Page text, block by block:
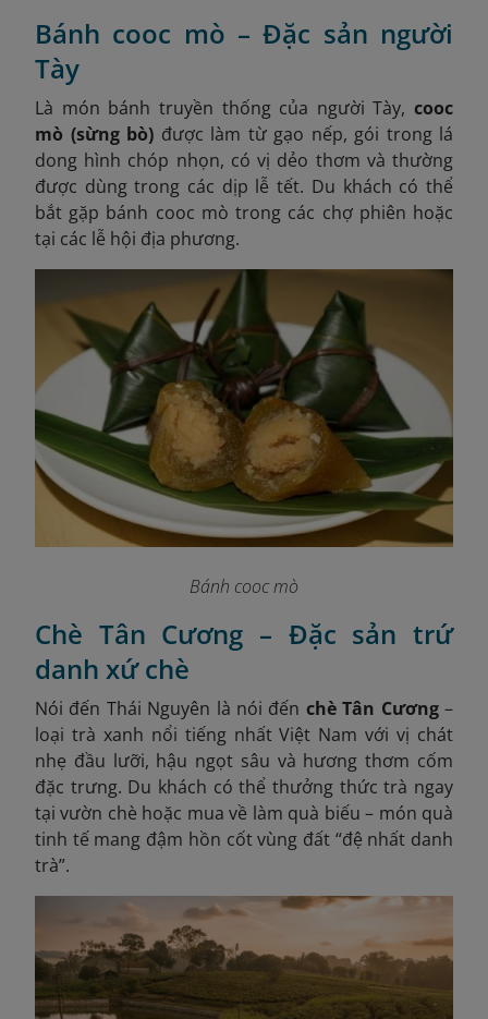
Bánh cooc mò – Đặc sản người
Tày
Là món bánh truyền thống của người Tày, cooc
mò (sừng bò) được làm từ gạo nếp, gói trong lá
dong hình chóp nhọn, có vị dẻo thơm và thường
được dùng trong các dịp lễ tết. Du khách có thể
bắt gặp bánh cooc mò trong các chợ phiên hoặc
tại các lễ hội địa phương.
Bánh cooc mò
Chè Tân Cương – Đặc sản trứ
danh xứ chè
Nói đến Thái Nguyên là nói đến chè Tân Cương–
loại trà xanh nổi tiếng nhất Việt Nam với vị chát
nhẹ đầu lưỡi, hậu ngọt sâu và hương thơm cốm
đặc trưng. Du khách có thể thưởng thức trà ngay
tại vườn chè hoặc mua về làm quà biếu – món quà
tinh tế mang đậm hồn cốt vùng đất “đệ nhất danh
trà”.